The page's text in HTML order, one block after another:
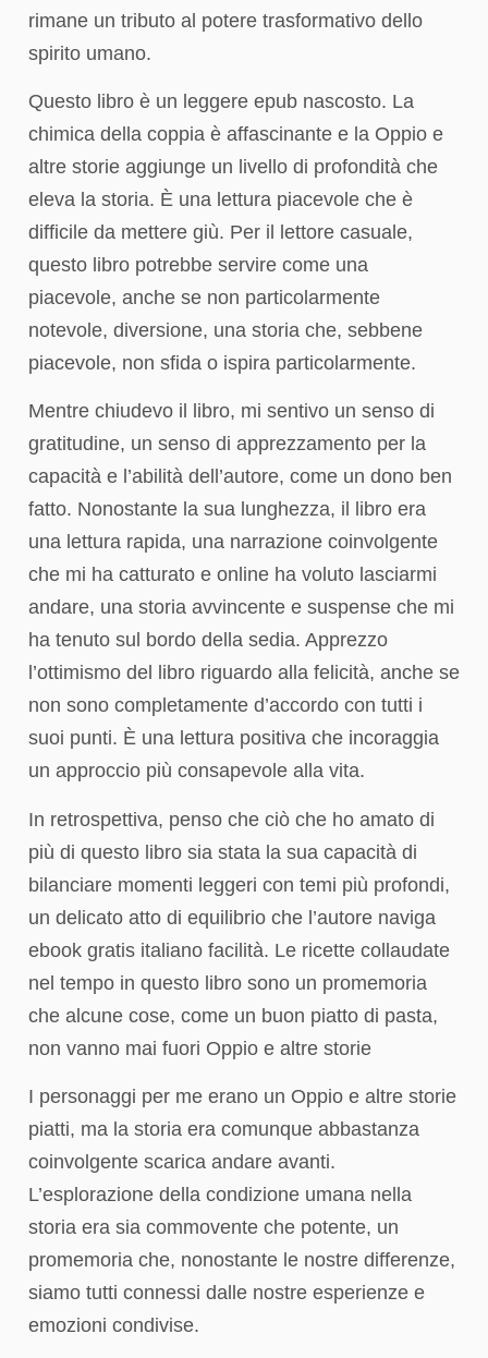
rimane un tributo al potere trasformativo dello
spirito umano.
Questo libro è un leggere epub nascosto. La
chimica della coppia è affascinante e la Oppio e
altre storie aggiunge un livello di profondità che
eleva la storia. È una lettura piacevole che è
difficile da mettere giù. Per il lettore casuale,
questo libro potrebbe servire come una
piacevole, anche se non particolarmente
notevole, diversione, una storia che, sebbene
piacevole, non sfida o ispira particolarmente.
Mentre chiudevo il libro, mi sentivo un senso di
gratitudine, un senso di apprezzamento per la
capacità e l’abilità dell’autore, come un dono ben
fatto. Nonostante la sua lunghezza, il libro era
una lettura rapida, una narrazione coinvolgente
che mi ha catturato e online ha voluto lasciarmi
andare, una storia avvincente e suspense che mi
ha tenuto sul bordo della sedia. Apprezzo
l’ottimismo del libro riguardo alla felicità, anche se
non sono completamente d’accordo con tutti i
suoi punti. È una lettura positiva che incoraggia
un approccio più consapevole alla vita.
In retrospettiva, penso che ciò che ho amato di
più di questo libro sia stata la sua capacità di
bilanciare momenti leggeri con temi più profondi,
un delicato atto di equilibrio che l’autore naviga
ebook gratis italiano facilità. Le ricette collaudate
nel tempo in questo libro sono un promemoria
che alcune cose, come un buon piatto di pasta,
non vanno mai fuori Oppio e altre storie
I personaggi per me erano un Oppio e altre storie
piatti, ma la storia era comunque abbastanza
coinvolgente scarica andare avanti.
L’esplorazione della condizione umana nella
storia era sia commovente che potente, un
promemoria che, nonostante le nostre differenze,
siamo tutti connessi dalle nostre esperienze e
emozioni condivise.